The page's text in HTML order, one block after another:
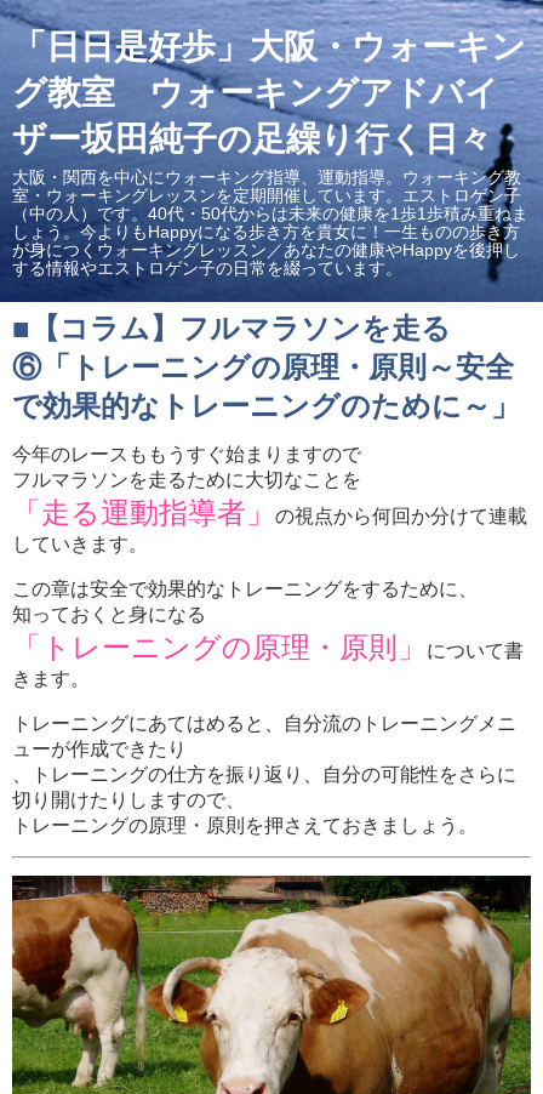
「日日是好歩」大阪・ウォーキン
グ教室 ウォーキングアドバイ
ザー坂田純子の足繰り行く日々
大阪・関西を中心にウォーキング指導、運動指導。ウォーキング教
室・ウォーキングレッスンを定期開催しています。エストロゲン子
（中の人）です。40代・50代からは未来の健康を1歩1歩積み重ねま
しょう。今よりもHappyになる歩き方を貴女に！一生ものの歩き方
が身につくウォーキングレッスン／あなたの健康やHappyを後押し
する情報やエストロゲン子の日常を綴っています。
■【コラム】フルマラソンを走る
⑥「トレーニングの原理・原則～安全
で効果的なトレーニングのために～」
今年のレースももうすぐ始まりますので
フルマラソンを走るために大切なことを
「走る運動指導者」
の視点から何回か分けて連載
していきます。
この章は安全で効果的なトレーニングをするために、
知っておくと身になる
「トレーニングの原理・原則」
について書
きます。
トレーニングにあてはめると、自分流のトレーニングメニ
ューが作成できたり
、トレーニングの仕方を振り返り、自分の可能性をさらに
切り開けたりしますので、
トレーニングの原理・原則を押さえておきましょう。